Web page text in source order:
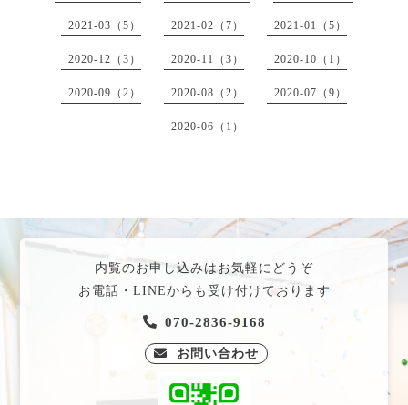
2021-03（5） 2021-02（7） 2021-01（5）
2020-12（3） 2020-11（3） 2020-10（1）
2020-09（2） 2020-08（2） 2020-07（9）
2020-06（1）
内覧のお申し込みはお気軽にどうぞ
お電話・LINEからも受け付けております
070-2836-9168
お問い合わせ